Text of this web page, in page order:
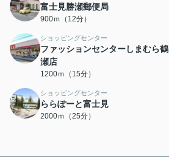
富士見勝瀬郵便局
900ｍ（12分）
ショッピングセンター
ファッションセンターしまむら鶴
瀬店
1200ｍ（15分）
ショッピングセンター
ららぽーと富士見
2000ｍ（25分）